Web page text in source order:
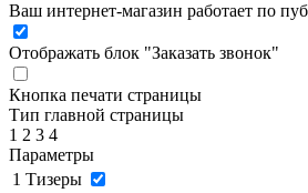
Ваш интернет-магазин работает по
Отображать блок "Заказать звонок"
Кнопка печати страницы
Тип главной страницы
1 2 3 4
Параметры
1 Тизеры